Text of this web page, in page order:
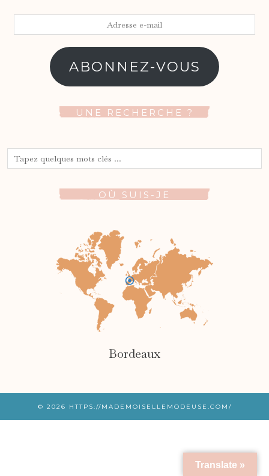
ABONNEZ-VOUS
UNE RECHERCHE ?
OÙ SUIS-JE
Bordeaux
© 2026 HTTPS://MADEMOISELLEMODEUSE.COM/
Translate »